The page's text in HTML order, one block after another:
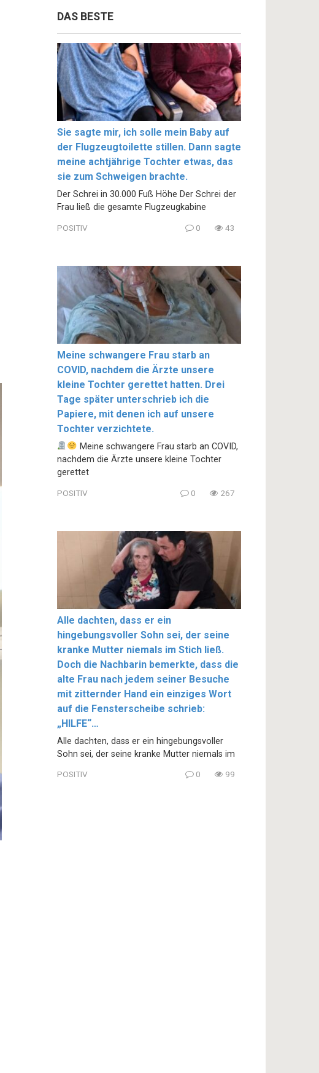
DAS BESTE
Sie sagte mir, ich solle mein Baby auf
der Flugzeugtoilette stillen. Dann sagte
meine achtjährige Tochter etwas, das
sie zum Schweigen brachte.
Der Schrei in 30.000 Fuß Höhe Der Schrei der
Frau ließ die gesamte Flugzeugkabine
POSITIV 0 43
Meine schwangere Frau starb an
COVID, nachdem die Ärzte unsere
kleine Tochter gerettet hatten. Drei
Tage später unterschrieb ich die
Papiere, mit denen ich auf unsere
Tochter verzichtete.
Meine schwangere Frau starb an COVID,
nachdem die Ärzte unsere kleine Tochter
gerettet
POSITIV 0 267
Alle dachten, dass er ein
hingebungsvoller Sohn sei, der seine
kranke Mutter niemals im Stich ließ.
Doch die Nachbarin bemerkte, dass die
alte Frau nach jedem seiner Besuche
mit zitternder Hand ein einziges Wort
auf die Fensterscheibe schrieb:
„HILFE“…
Alle dachten, dass er ein hingebungsvoller
Sohn sei, der seine kranke Mutter niemals im
POSITIV 0 99